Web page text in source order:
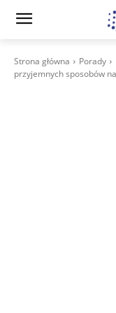
Strona główna Porady
przyjemnych sposobów